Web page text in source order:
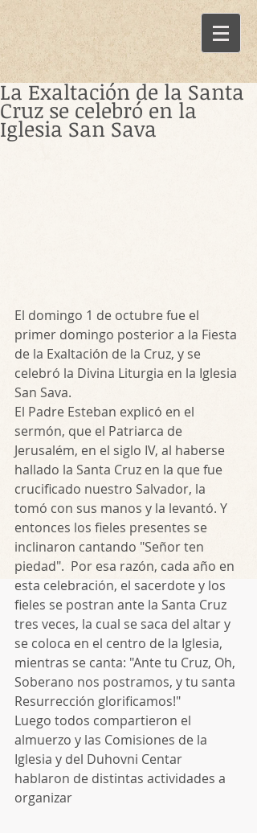
La Exaltación de la Santa
Cruz se celebró en la
Iglesia San Sava
El domingo 1 de octubre fue el
primer domingo posterior a la Fiesta
de la Exaltación de la Cruz, y se
celebró la Divina Liturgia en la Iglesia
San Sava.
El Padre Esteban explicó en el
sermón, que el Patriarca de
Jerusalém, en el siglo IV, al haberse
hallado la Santa Cruz en la que fue
crucificado nuestro Salvador, la
tomó con sus manos y la levantó. Y
entonces los fieles presentes se
inclinaron cantando "Señor ten
piedad".  Por esa razón, cada año en
esta celebración, el sacerdote y los
fieles se postran ante la Santa Cruz
tres veces, la cual se saca del altar y
se coloca en el centro de la Iglesia,
mientras se canta: "Ante tu Cruz, Oh,
Soberano nos postramos, y tu santa
Resurrección glorificamos!"
Luego todos compartieron el
almuerzo y las Comisiones de la
Iglesia y del Duhovni Centar
hablaron de distintas actividades a
organizar